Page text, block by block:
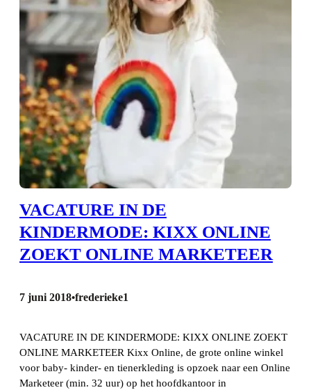
VACATURE IN DE
KINDERMODE: KIXX ONLINE
ZOEKT ONLINE MARKETEER
7 juni 2018•frederieke1
VACATURE IN DE KINDERMODE: KIXX ONLINE ZOEKT
ONLINE MARKETEER Kixx Online, de grote online winkel
voor baby- kinder- en tienerkleding is opzoek naar een Online
Marketeer (min. 32 uur) op het hoofdkantoor in